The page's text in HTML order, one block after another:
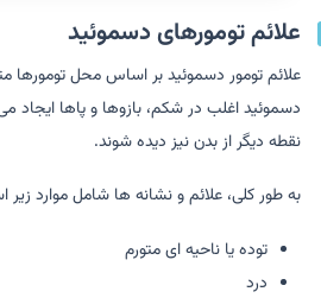
علائم تومورهای دسموئید
علائم تومور دسموئید بر اساس محل تومورها
دسموئید اغلب در شکم، بازوها و پاها ایجاد
نقطه دیگر از بدن نیز دیده شوند.
به طور کلی، علائم و نشانه ها شامل موارد
توده یا ناحیه ای متورم
درد